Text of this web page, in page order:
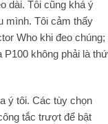
dài. Tôi cũng khá ý
mình. Tôi cảm thấy
Who khi đeo chúng;
P100 không phải là thứ
ý tôi. Các tùy chọn
tắc trượt để bật